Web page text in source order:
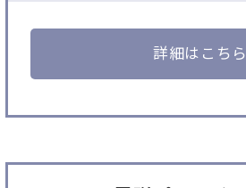
詳細はこちら